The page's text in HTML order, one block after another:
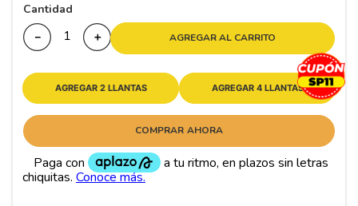
Cantidad
＋
－ AGREGAR AL CARRITO
AGREGAR 2 LLANTAS AGREGAR 4 LLANTAS
COMPRAR AHORA